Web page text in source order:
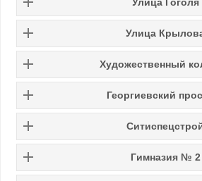
Улица
Художественный
Георгиевский
Гимназия № 2